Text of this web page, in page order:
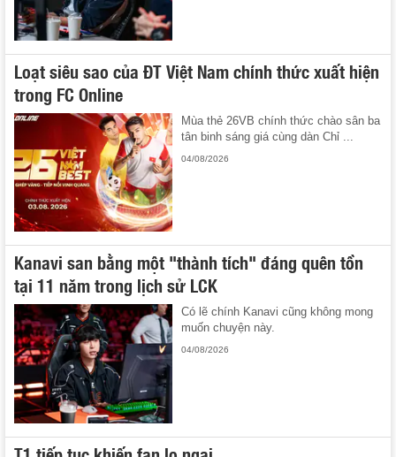
Loạt siêu sao của ĐT Việt Nam chính thức xuất hiện
trong FC Online
Mùa thẻ 26VB chính thức chào sân ba
tân binh sáng giá cùng dàn Chỉ ...
04/08/2026
Kanavi san bằng một "thành tích" đáng quên tồn
tại 11 năm trong lịch sử LCK
Có lẽ chính Kanavi cũng không mong
muốn chuyện này.
04/08/2026